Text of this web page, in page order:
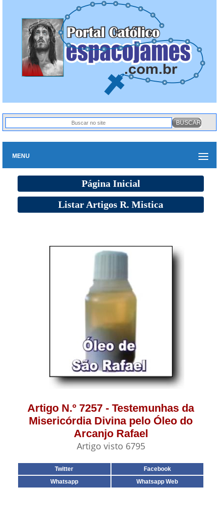
MENU
Página Inicial
Listar Artigos R. Mistica
Artigo N.º 7257 - Testemunhas da
Misericórdia Divina pelo Óleo do
Arcanjo Rafael
Artigo visto 6795
Twitter
Facebook
Whatsapp
Whatsapp Web